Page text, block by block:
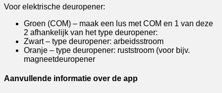
Voor elektrische deuropener:
Groen (COM) – maak een lus met COM en 1 van deze
2 afhankelijk van het type deuropener:
Zwart – type deuropener: arbeidsstroom
Oranje – type deuropener: ruststroom (voor bijv.
magneetdeuropener
Aanvullende informatie over de app